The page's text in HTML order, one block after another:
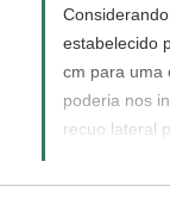
estabelecido
cm para uma
poderia nos
recuo lateral